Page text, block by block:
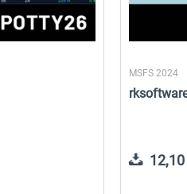
30,24 € *
MSFS 2024